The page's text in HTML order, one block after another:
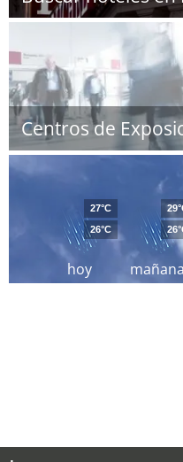
Centros de
hoy
27°C
26°C
mañana